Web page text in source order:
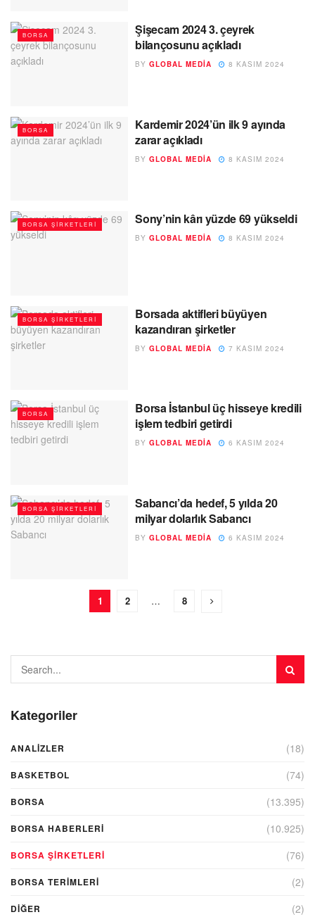
BORSA
Şişecam 2024 3. çeyrek
bilançosunu açıkladı
BY GLOBAL MEDIA 8 KASIM 2024
BORSA
Kardemir 2024’ün ilk 9 ayında
zarar açıkladı
BY GLOBAL MEDIA 8 KASIM 2024
BORSA ŞIRKETLERI Sony’nin kârı yüzde 69 yükseldi
BY GLOBAL MEDIA 8 KASIM 2024
BORSA ŞIRKETLERI
Borsada aktifleri büyüyen
kazandıran şirketler
BY GLOBAL MEDIA 7 KASIM 2024
BORSA
Borsa İstanbul üç hisseye kredili
işlem tedbiri getirdi
BY GLOBAL MEDIA 6 KASIM 2024
BORSA ŞIRKETLERI
Sabancı’da hedef, 5 yılda 20
milyar dolarlık Sabancı
BY GLOBAL MEDIA 6 KASIM 2024
1 2 … 8
Kategoriler
ANALIZLER (18)
BASKETBOL (74)
BORSA (13.395)
BORSA HABERLERI (10.925)
BORSA ŞIRKETLERI (76)
BORSA TERIMLERI (2)
DIĞER (2)